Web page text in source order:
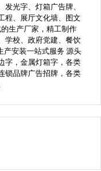
光字、灯箱广告牌、
程、展厅文化墙、图文
生产厂家，精工制作
学校、政府党建、餐饮
产安装一站式服务 源头
字，金属灯箱字，各类
锁品牌广告招牌，各类